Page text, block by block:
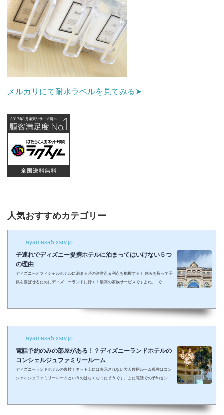
メルカリにて耐水ラベルを見てみる➤
人気おすすめカテゴリー
ayamasa5.xsrv.jp
子連れでディズニー提携ホテルに泊まってはいけない５つ
の理由
ディズニーオフィシャルホテルに泊まる時の注意点＆利点を把握する！ 休みを取って子
供を喜ばせるためにディズニーランドに行く！最高の家族サービスですよね。 で
ラした夢の国を可愛い我が子に見せたかったのに・・・。 そんな時、「ディズニーラ...
ayamasa5.xsrv.jp
電話予約のみの部屋がある！？ディズニーランドホテルの
コンシェルジュファミリールーム
ディズニーランドホテルの裏技！ネット上には表示されない大人数用ルーム現在はコン
シェルジュファミリールームというのはなくなったそうです。また電話での予約センタ